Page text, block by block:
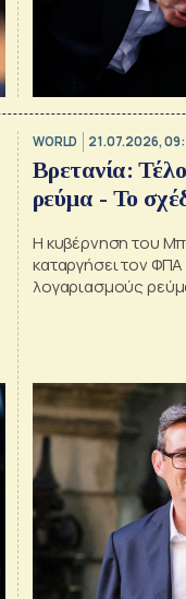
WORLD 21.07.2026,
Βρετανία:
ρεύμα - Το
Η κυβέρνηση του
καταργήσει τον
λογαριασμούς